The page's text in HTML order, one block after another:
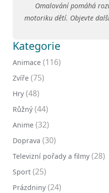
Omalování pomáhá
motoriku dětí. Objevte
Kategorie
Animace (116)
Zvíře (75)
Hry (48)
Růžný (44)
Anime (32)
Doprava (30)
Televizní pořady a filmy (28)
Sport (25)
Prázdniny (24)